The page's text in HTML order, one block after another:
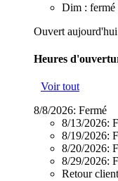
Dim : fermé
Ouvert
Heures
Voir tout
8/8/2026: Fermé
8/13/2026:
8/19/2026:
8/20/2026:
8/29/2026:
Retour